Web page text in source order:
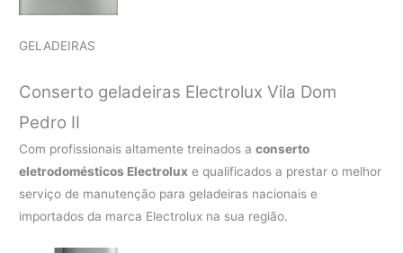
GELADEIRAS
Conserto geladeiras Electrolux Vila Dom
Pedro II
Com profissionais altamente treinados aconserto
eletrodomésticos Electrolux e qualificados a prestar o melhor
serviço de manutenção para geladeiras nacionais e
importados da marca Electrolux na sua região.